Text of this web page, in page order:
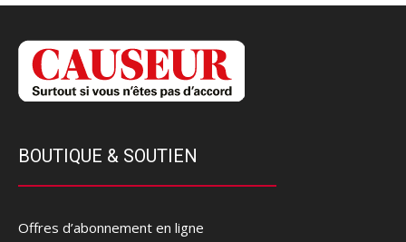
BOUTIQUE & SOUTIEN
Offres d’abonnement en ligne